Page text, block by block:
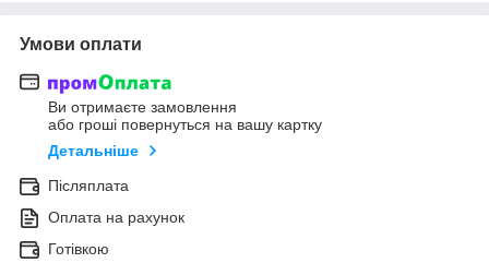
Умови оплати
Ви отримаєте замовлення
або гроші повернуться на вашу картку
Детальніше
Післяплата
Оплата на рахунок
Готівкою